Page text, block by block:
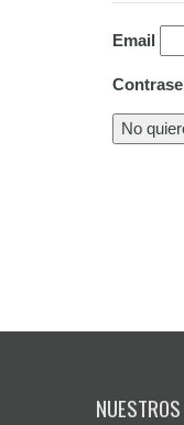
Email